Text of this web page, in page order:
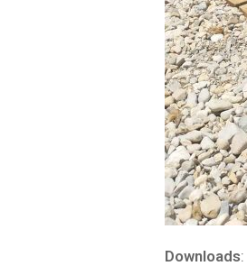
Downloads: